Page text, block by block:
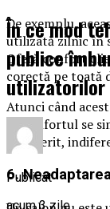
De exemplu,
utilizată zilnic în
Oferă confort
corectă pe toată
Atunci când
disconfortul se
de suferit,
6.
În ce mod
publice
utilizatorilor
Publicat
acum 3 zile